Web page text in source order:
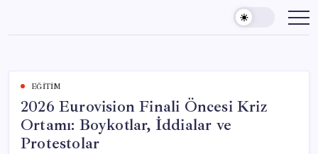
content
EĞITIM
2026 Eurovision Finali Öncesi Kriz
Ortamı: Boykotlar, İddialar ve
Protestolar